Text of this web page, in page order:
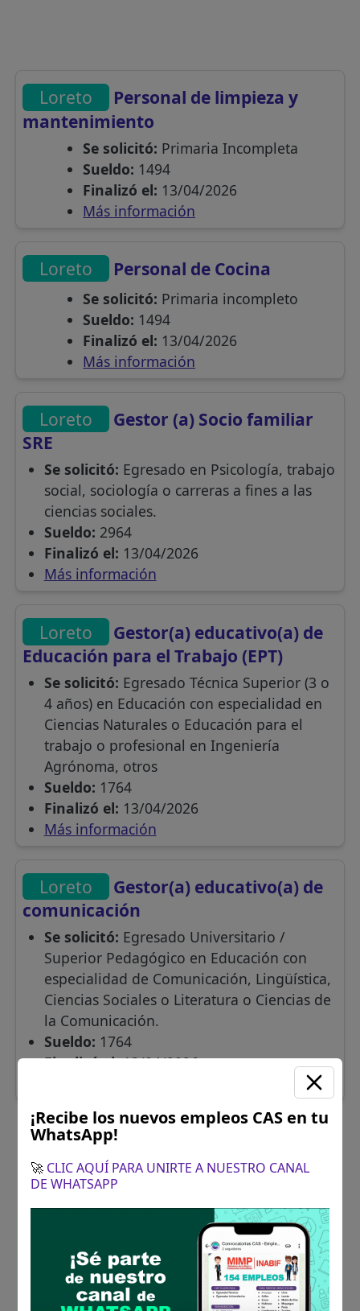
Loreto
Personal de limpieza y
mantenimiento
Se solicitó: Primaria Incompleta
Sueldo: 1494
Finalizó el: 13/04/2026
Más información
Loreto Personal de Cocina
Se solicitó: Primaria incompleto
Sueldo: 1494
Finalizó el: 13/04/2026
Más información
Loreto
Gestor (a) Socio familiar
SRE
Se solicitó: Egresado en Psicología, trabajo
social, sociología o carreras a fines a las
ciencias sociales.
Sueldo: 2964
Finalizó el: 13/04/2026
Más información
Loreto
Gestor(a) educativo(a) de
Educación para el Trabajo (EPT)
Se solicitó: Egresado Técnica Superior (3 o
4 años) en Educación con especialidad en
Ciencias Naturales o Educación para el
trabajo o profesional en Ingeniería
Agrónoma, otros
Sueldo: 1764
Finalizó el: 13/04/2026
Más información
Loreto
Gestor(a) educativo(a) de
comunicación
Se solicitó: Egresado Universitario /
Superior Pedagógico en Educación con
especialidad de Comunicación, Lingüística,
Ciencias Sociales o Literatura o Ciencias de
la Comunicación.
Sueldo: 1764
Finalizó el:13/04/2026
¡Recibe los nuevos empleos CAS en tu
WhatsApp!
🚀 CLIC AQUÍ PARA UNIRTE A NUESTRO CANAL
DE WHATSAPP